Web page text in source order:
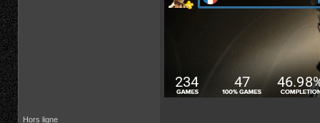
Hors ligne